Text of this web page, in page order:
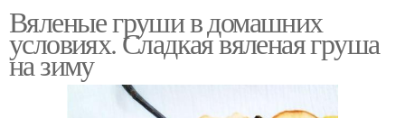
Вяленые груши в домашних
условиях. Сладкая вяленая груша
на зиму